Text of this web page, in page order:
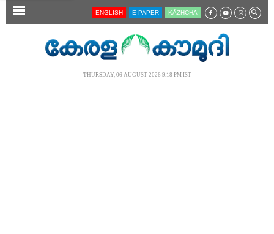
SECTIONS ENGLISH E-PAPER KĀZHCHA
THURSDAY, 06 AUGUST 2026 9.18 PM IST